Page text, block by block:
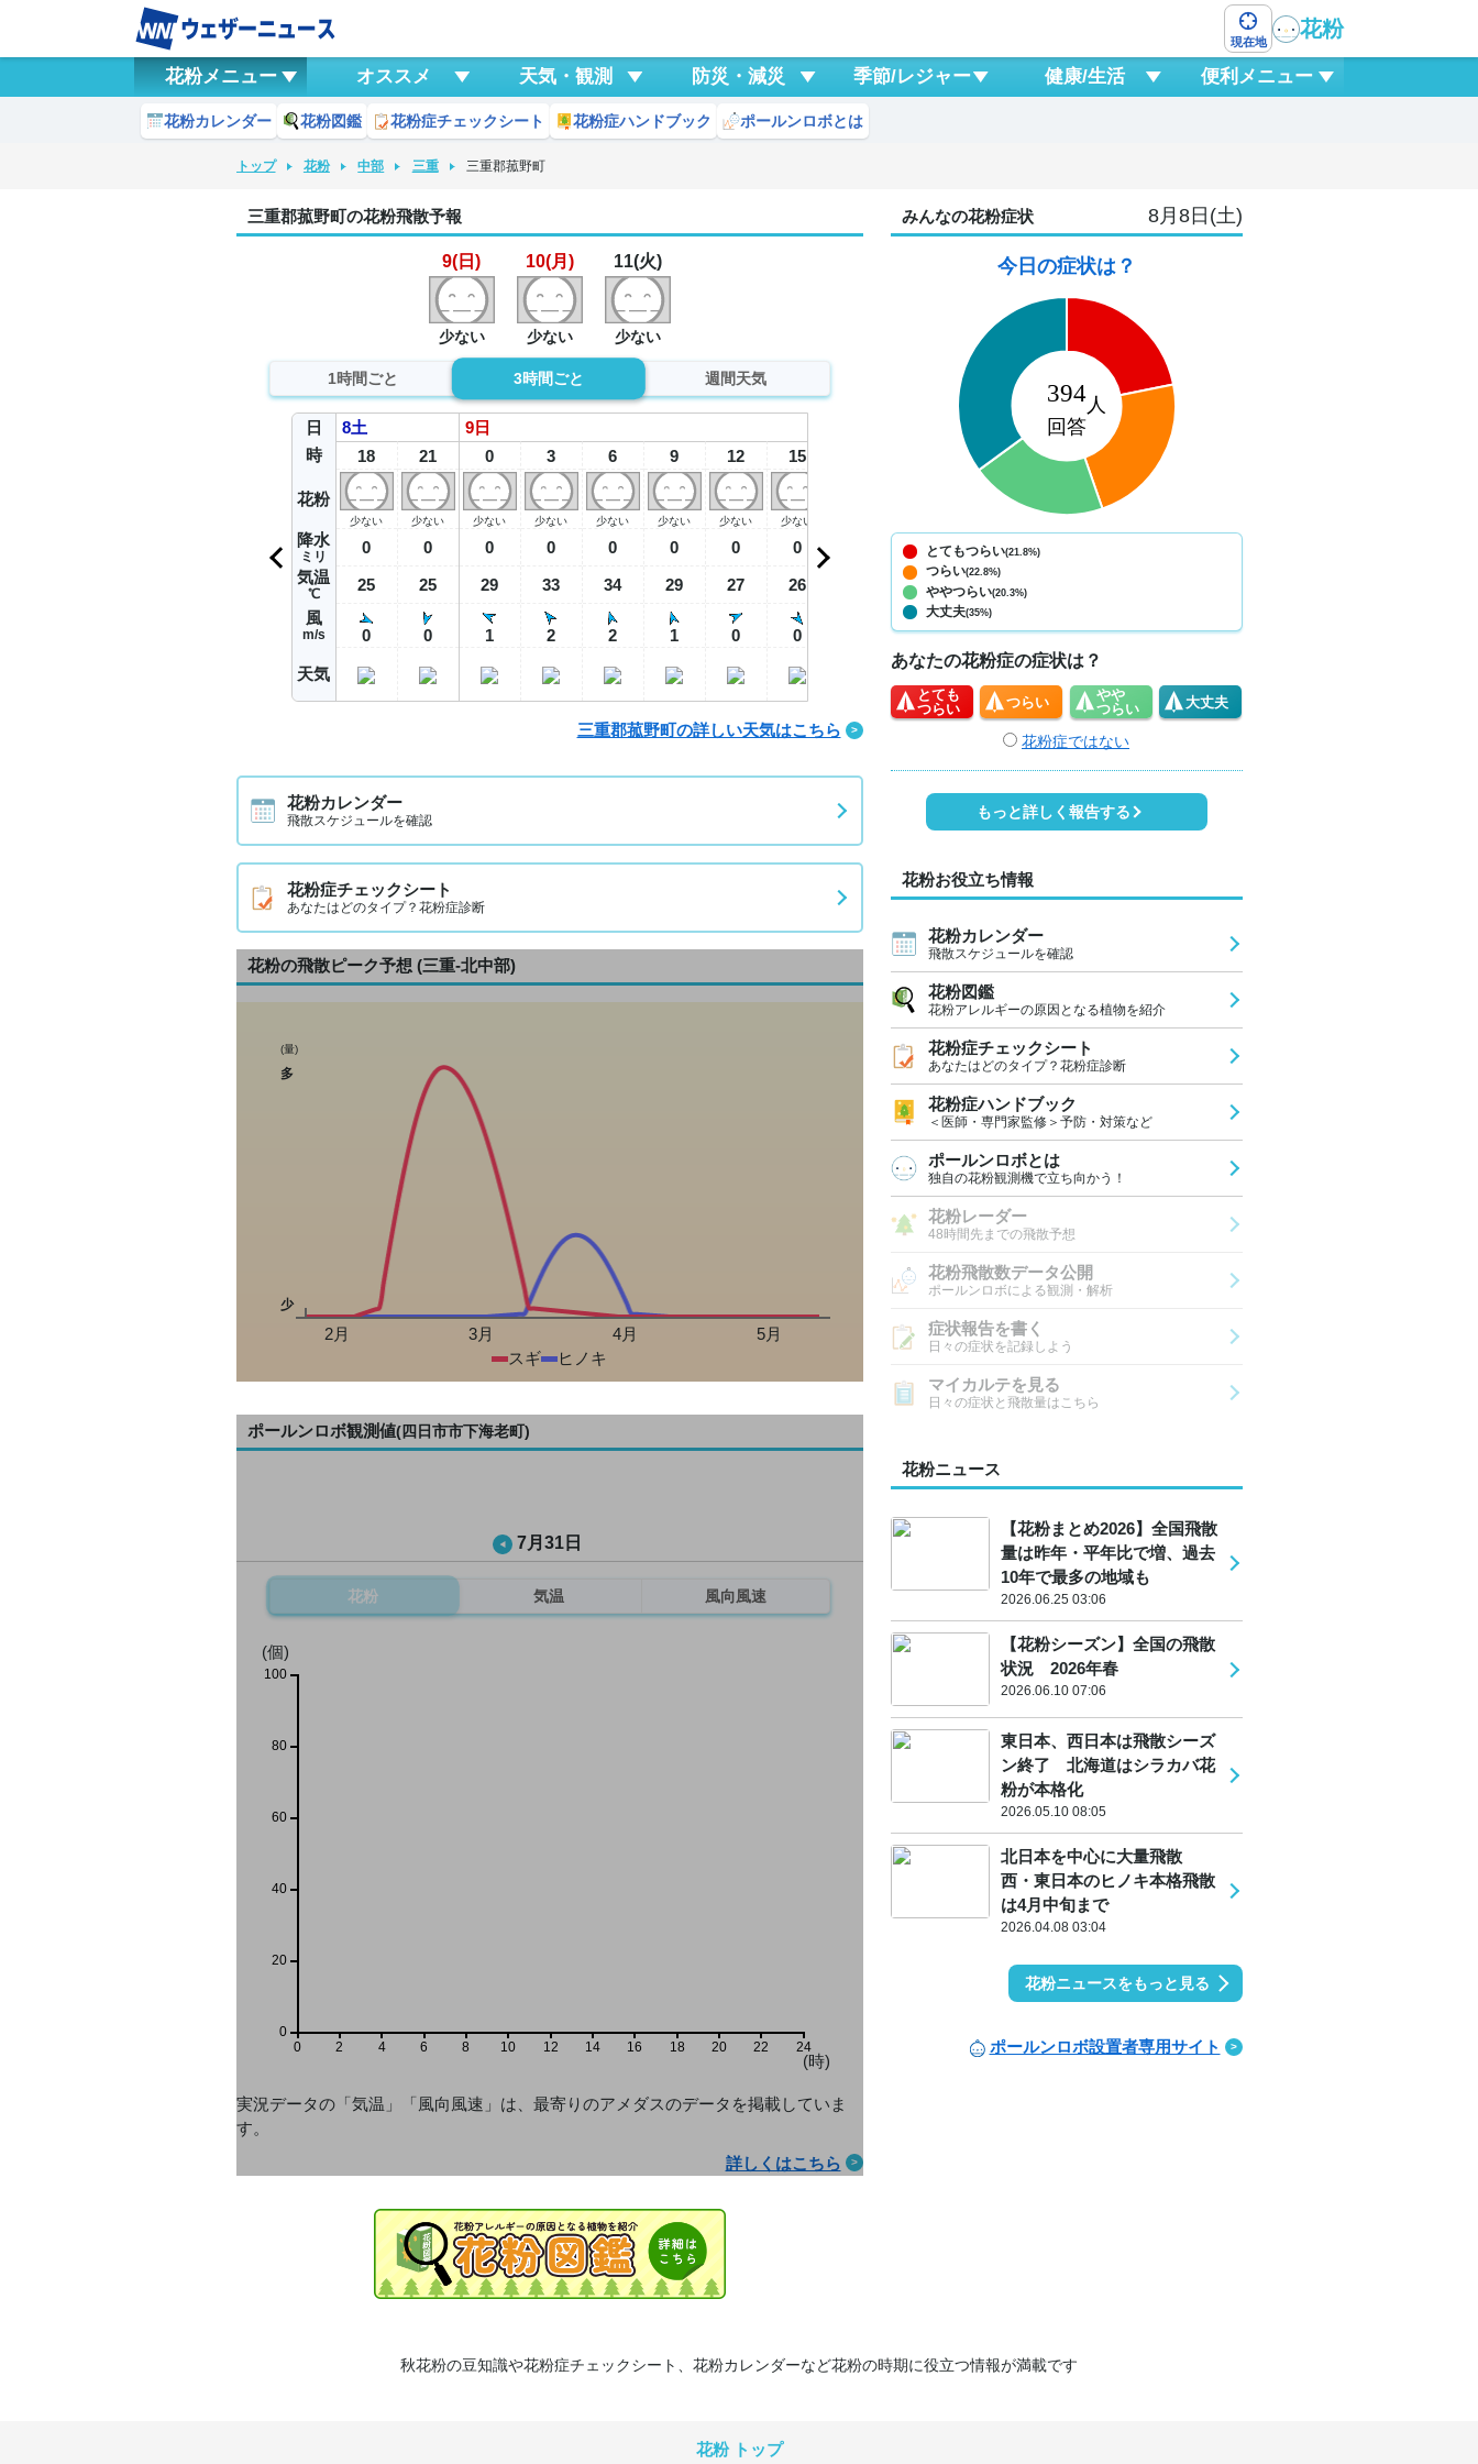
現在地
花粉
花粉メニュー オススメ 天気・観測 防災・減災 季節/レジャー 健康/生活 便利メニュー
花粉カレンダー 花粉図鑑 花粉症チェックシート 花粉症ハンドブック ポールンロボとは
トップ 花粉 中部 三重 三重郡菰野町
三重郡菰野町の花粉飛散予報
9(日)
少ない
10(月)
少ない
11(火)
少ない
1時間ごと 3時間ごと 週間天気
日
時
花粉
降水
ミリ
気温
℃
風
m/s
天気
8土
18
少ない
0
25
0
21
少ない
0
25
0
9日
0
少ない
0
29
1
3
少ない
0
33
2
6
少ない
0
34
2
9
少ない
0
29
1
12
少ない
0
27
0
15
少ない
0
26
0
0
25
0
10
0
30
1
3
0
0
6
1
9
2 1
三重郡菰野町の詳しい天気はこちら
花粉カレンダー
飛散スケジュールを確認
花粉症チェックシート
あなたはどのタイプ？花粉症診断
花粉の飛散ピーク予想 (三重-北中部)
(量)
多
少
2月 3月 4月
5月
スギ
ヒノキ
ポールンロボ観測値(四日市市下海老町)
7月31日
花粉 気温 風向風速
0 2 4 6 8 10 12 14 16 18 20 22 24
(個)
(時)
0
20
40
60
80
100
実況データの「気温」「風向風速」は、最寄りのアメダスのデータを掲載していま
す。
詳しくはこちら
みんなの花粉症状 8月8日(土)
今日の症状は？
とてもつらい(21.8%)
つらい(22.8%)
ややつらい(20.3%)
大丈夫(35%)
あなたの花粉症の症状は？
とても
つらい
つらい
やや
つらい
大丈夫
花粉症ではない
もっと詳しく報告する
花粉お役立ち情報
花粉カレンダー
飛散スケジュールを確認
花粉図鑑
花粉アレルギーの原因となる植物を紹介
花粉症チェックシート
あなたはどのタイプ？花粉症診断
花粉症ハンドブック
＜医師・専門家監修＞予防・対策など
ポールンロボとは
独自の花粉観測機で立ち向かう！
花粉レーダー
48時間先までの飛散予想
花粉飛散数データ公開
ポールンロボによる観測・解析
症状報告を書く
日々の症状を記録しよう
マイカルテを見る
日々の症状と飛散量はこちら
花粉ニュース
【花粉まとめ2026】全国飛散
量は昨年・平年比で増、過去
10年で最多の地域も
2026.06.25 03:06
【花粉シーズン】全国の飛散
状況 2026年春
2026.06.10 07:06
東日本、西日本は飛散シーズ
ン終了 北海道はシラカバ花
粉が本格化
2026.05.10 08:05
北日本を中心に大量飛散
西・東日本のヒノキ本格飛散
は4月中旬まで
2026.04.08 03:04
花粉ニュースをもっと見る
ポールンロボ設置者専用サイト
秋花粉の豆知識や花粉症チェックシート、花粉カレンダーなど花粉の時期に役立つ情報が満載です
花粉 トップ